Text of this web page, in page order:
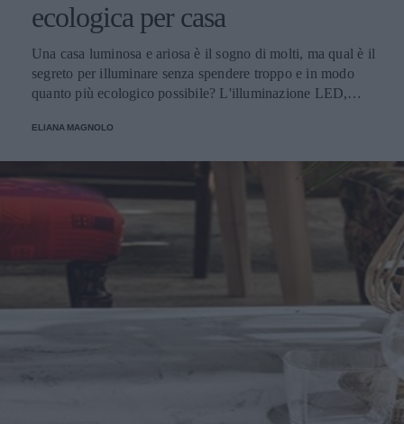
ecologica per casa
Una casa luminosa e ariosa è il sogno di molti, ma qual è il
segreto per illuminare senza spendere troppo e in modo
quanto più ecologico possibile? L'illuminazione LED,
del LED.
ELIANA MAGNOLO